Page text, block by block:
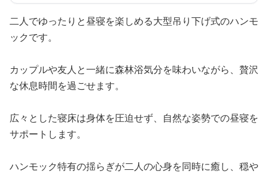
二人でゆったりと昼寝を楽しめる大型吊り下げ式のハンモ
ックです。
カップルや友人と一緒に森林浴気分を味わいながら、贅沢
な休息時間を過ごせます。
広々とした寝床は身体を圧迫せず、自然な姿勢での昼寝を
サポートします。
ハンモック特有の揺らぎが二人の心身を同時に癒し、穏や